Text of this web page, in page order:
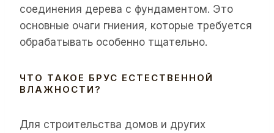
соединения дерева с фундаментом. Это
основные очаги гниения, которые требуется
обрабатывать особенно тщательно.
ЧТО ТАКОЕ БРУС ЕСТЕСТВЕННОЙ
ВЛАЖНОСТИ?
Для строительства домов и других